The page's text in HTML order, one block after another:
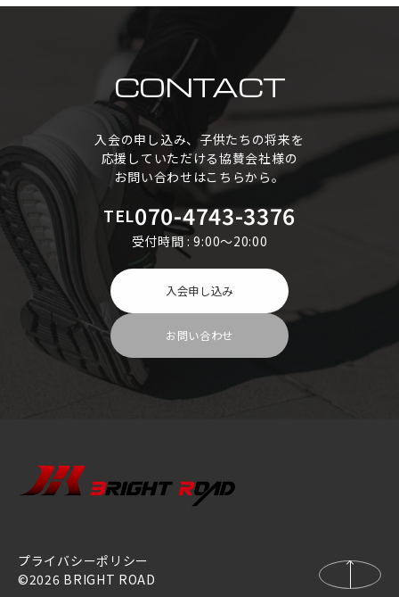
CONTACT
入会の申し込み、子供たちの将来を
応援していただける協賛会社様の
お問い合わせはこちらから。
TEL070-4743-3376
受付時間 : 9:00～20:00
入会申し込み
お問い合わせ
©2026 BRIGHT ROAD
プライバシーポリシー